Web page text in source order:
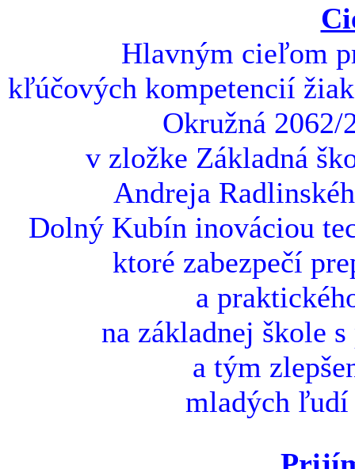
Hlavným cieľom
kľúčových kompetencií
Okružná
v zložke Základná
Andreja
Dolný Kubín inováciou
ktoré zabezpečí
a
na základnej škole
a tým
mladých ľudí